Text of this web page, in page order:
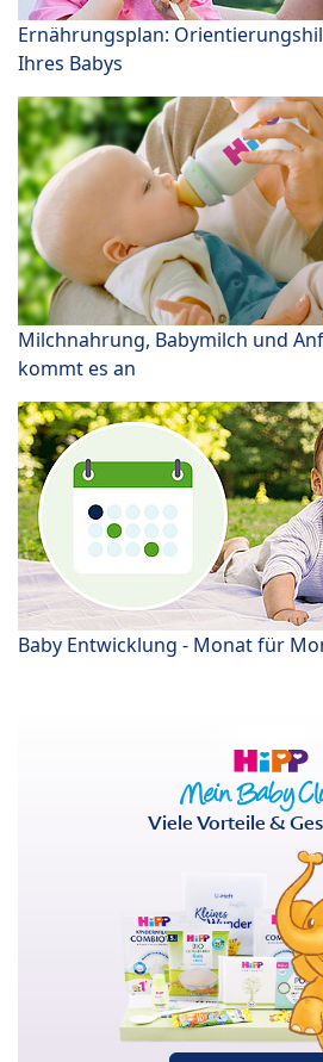
Ernährungsplan:
Ihres Babys
Milchnahrung, Babymilch und
kommt es an
Baby Entwicklung - Monat für
Viele Vorteile &